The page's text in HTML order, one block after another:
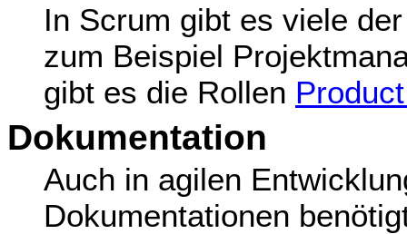
In Scrum gibt es viele
zum Beispiel
gibt es die Rollen
Dokumentation
Auch in agilen
Dokumentationen